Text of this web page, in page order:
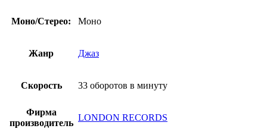
Моно/Стерео: Моно
Жанр Джаз
Скорость 33 оборотов в минуту
Фирма
производитель
LONDON RECORDS